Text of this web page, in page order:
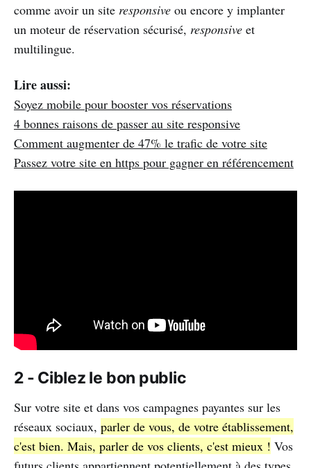
comme avoir un site responsive ou encore y implanter
un moteur de réservation sécurisé, responsive et
multilingue.
Lire aussi:
Soyez mobile pour booster vos réservations
4 bonnes raisons de passer au site responsive
Comment augmenter de 47% le trafic de votre site
Passez votre site en https pour gagner en référencement
2 - Ciblez le bon public
Sur votre site et dans vos campagnes payantes sur les
réseaux sociaux, parler de vous, de votre établissement,
c'est bien. Mais, parler de vos clients, c'est mieux ! Vos